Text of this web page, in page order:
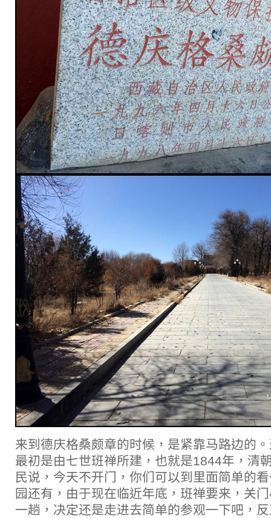
来到德庆格桑颇章的时候，是紧靠马路边的
最初是由七世班禅所建，也就是1844年，清
民说，今天不开门，你们可以到里面简单的
园还有，由于现在临近年底，班禅要来，关
一趟，决定还是走进去简单的参观一下吧，